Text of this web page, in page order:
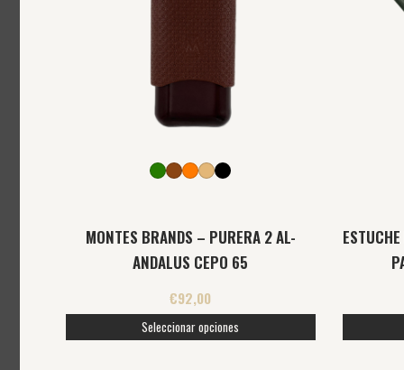
MONTES BRANDS – PURERA 2 AL-
ANDALUS CEPO 65
€92,00
Seleccionar opciones
variantes.
Las
opciones
se
pueden
en
de
producto